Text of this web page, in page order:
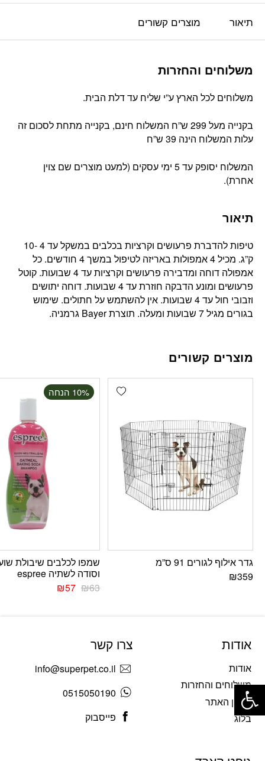
תיאור מוצרים קשורים
משלוחים והחזרות
משלוחים לכל הארץ ע”י שליח עד דלת הבית.
בקנייה מעל 299 ש”ח המשלוח חינם, בקנייה מתחת לסכום זה
עלות המשלוח הינה 39 ש”ח
המשלוח יסופק עד 5 ימי עסקים (למעט מוצרים שם צוין
אחרת).
תיאור
טיפות להדברת פרעושים וקרציות בכלבים במשקל עד 4 -10
ק”ג. מכיל 4 אמפולות באריזה לטיפול במשך 4 חודשים. כל
אמפולה דוחה ומדבירה פרעושים וקרציות עד 4 שבועות. קוטל
פרעושים ומונע הדבקה חוזרת עד 4 שבועות. דוחה יתושים
וזבובי חול עד 4 שבועות. אין להשתמש על חתולים. שימוש
בגורים מגיל 7 שבועות ומעלה. תוצרת Bayer גרמניה.
מוצרים קשורים
Add wishlist
גדר אילוף לגורים 91 ס”מ
₪359
‫10% הנחה
שמפו לכלבים שיבולת
וסודה לשתיה espree
₪63
₪57
אודות
אודות
משלוחים והחזרות
תקנון האתר
בלוג
צרו קשר
info@superpet.co.il
0515050190
פייסבוק
פתח סרגל נגישות